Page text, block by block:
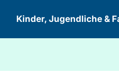
Kinder, Jugendliche &